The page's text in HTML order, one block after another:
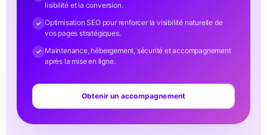
lisibilité et la conversion.
Optimisation SEO pour renforcer la visibilité naturelle de
vos pages stratégiques.
Maintenance, hébergement, sécurité et accompagnement
après la mise en ligne.
Obtenir un accompagnement